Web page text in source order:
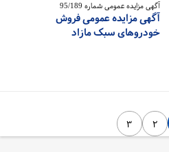
آگهی مزایده عمومی شماره 95/189
آگهی مزایده عمومی فروش
خودروهای سبک مازاد
۲ ۳